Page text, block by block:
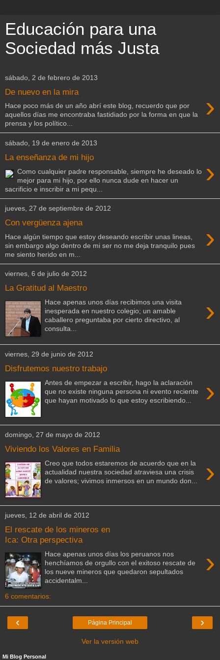
Educación para una
Sociedad más Justa
sábado, 2 de febrero de 2013
De nuevo en la mira ›
Hace poco más de un año abrí este blog, recuerdo que por
aquellos días me encontraba fastidiado por la forma en que la
prensa y los político...
sábado, 19 de enero de 2013
La enseñanza de mi hijo ›
Como cualquier padre responsable, siempre he deseado lo
mejor para mi hijo, por ello nunca dude en hacer un
sacrificio e inscribir a mi pequ...
jueves, 27 de septiembre de 2012
Con vergüenza ajena ›
Hace algún tiempo que estoy deseando escribir unas lineas,
sin embargo algo dentro de mi ser no me deja tranquilo pues
me siento herido en m...
viernes, 6 de julio de 2012
La Gratitud al Maestro
›
Hace apenas unos días recibimos una visita
inesperada en nuestro colegio; un amable
caballero preguntaba por cierto directivo, al
consulta...
viernes, 29 de junio de 2012
Disfrutemos nuestro trabajo
›
Antes de empezar a escribir, hago la aclaración
que no existe ninguna persona ni evento reciente
que hayan motivado lo que estoy escribiendo...
domingo, 27 de mayo de 2012
Viviendo los Valores en Familia
›
Creo que todos estaremos de acuerdo que en la
actualidad nuestra sociedad atraviesa una crisis
de valores; vivimos inmersos en un mundo don...
jueves, 12 de abril de 2012
El rescate de los mineros en
Ica: Otra perspectiva
›
Hace apenas unos días los peruanos nos
henchíamos de orgullo con el exitoso rescate de
los nueve mineros que quedaron sepultados
accidentalm...
6 comentarios:
‹ ›
Página Principal
Ver la versión web
Mi Blog Personal